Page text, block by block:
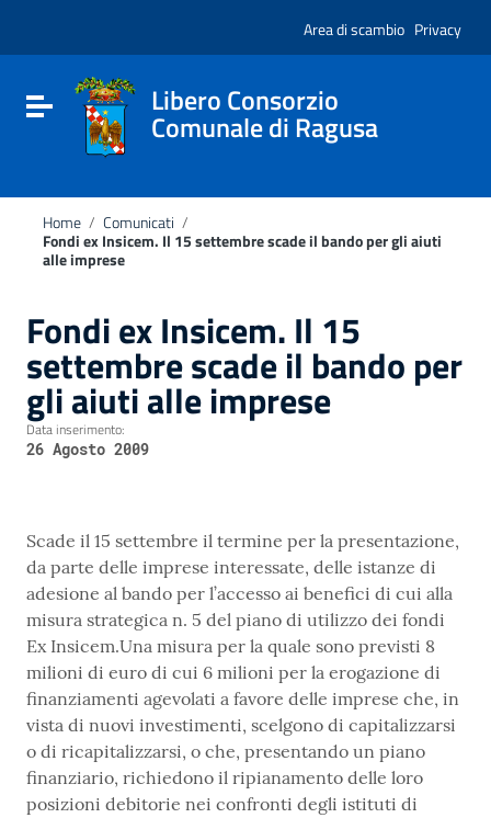
sito
include
Vai al footer
Area di scambio Privacy
Attiva / disattiva la navigazione
Libero Consorzio
Comunale di Ragusa
Home / Comunicati /
Fondi ex Insicem. Il 15 settembre scade il bando per gli aiuti
alle imprese
Fondi ex Insicem. Il 15
settembre scade il bando per
gli aiuti alle imprese
Data inserimento:
26 Agosto 2009
Scade il 15 settembre il termine per la presentazione,
da parte delle imprese interessate, delle istanze di
adesione al bando per l’accesso ai benefici di cui alla
misura strategica n. 5 del piano di utilizzo dei fondi
Ex Insicem.Una misura per la quale sono previsti 8
milioni di euro di cui 6 milioni per la erogazione di
finanziamenti agevolati a favore delle imprese che, in
vista di nuovi investimenti, scelgono di capitalizzarsi
o di ricapitalizzarsi, o che, presentando un piano
finanziario, richiedono il ripianamento delle loro
posizioni debitorie nei confronti degli istituti di